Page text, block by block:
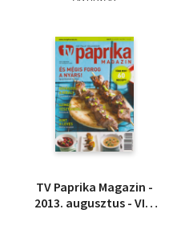
TV Paprika Magazin -
2013. augusztus - VIII.